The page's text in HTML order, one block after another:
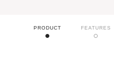
PRODUCT FEATURES